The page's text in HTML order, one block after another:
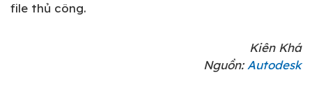
file thủ công.
Kiên Khá
Nguồn:Autodesk